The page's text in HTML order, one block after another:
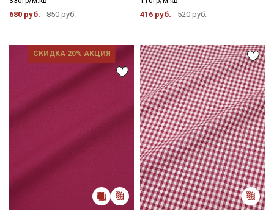
680 руб. 850 руб. 416 руб. 520 руб.
СКИДКА 20% АКЦИЯ